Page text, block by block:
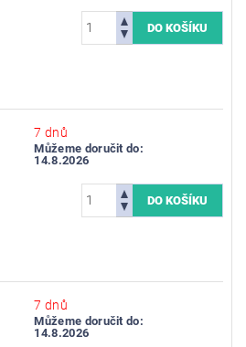
7 dnů
Můžeme doručit do:
14.8.2026
7 dnů
Můžeme doručit do:
14.8.2026